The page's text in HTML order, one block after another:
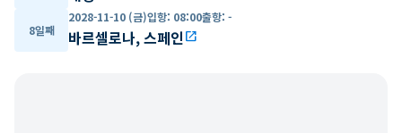
8일째
2028-11-10 (금)입항: 08:00출항: -
바르셀로나, 스페인open_in_new